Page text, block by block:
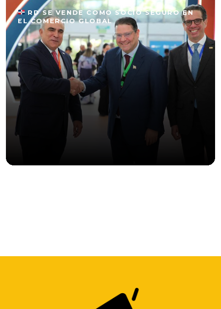
RD SE VENDE COMO SOCIO SEGURO EN
EL COMERCIO GLOBAL